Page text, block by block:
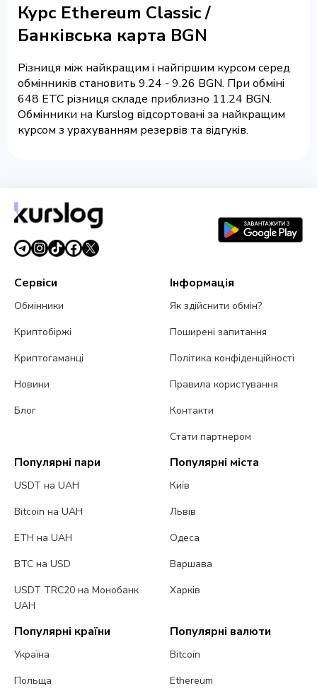
Курс Ethereum Classic /
Банківська карта BGN
Різниця між найкращим і найгіршим курсом серед
обмінників становить 9.24 - 9.26 BGN. При обміні
648 ETC різниця складе приблизно 11.24 BGN.
Обмінники на Kurslog відсортовані за найкращим
курсом з урахуванням резервів та відгуків.
Сервіси
Обмінники
Криптобіржі
Криптогаманці
Новини
Блог
Інформація
Як здійснити обмін?
Поширені запитання
Політика конфіденційності
Правила користування
Контакти
Стати партнером
Популярні пари
USDT на UAH
Bitcoin на UAH
ETH на UAH
BTC на USD
USDT TRC20 на Монобанк
UAH
Популярні міста
Київ
Львів
Одеса
Варшава
Харків
Популярні країни
Україна
Польща
Популярні валюти
Bitcoin
Ethereum